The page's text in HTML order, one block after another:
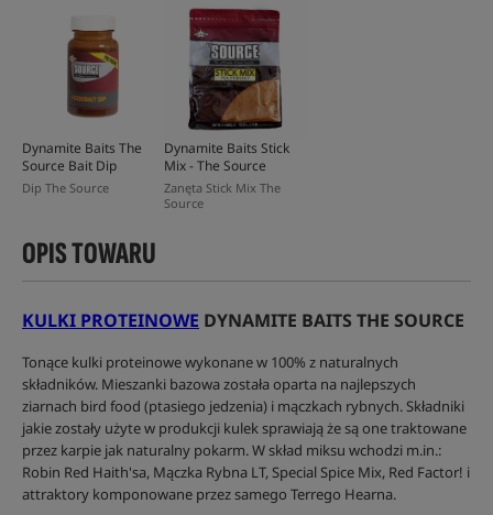
Dynamite Baits The
Source Bait Dip
Dip The Source
Dynamite Baits Stick
Mix - The Source
Zanęta Stick Mix The
Source
OPIS TOWARU
KULKI PROTEINOWE DYNAMITE BAITS THE SOURCE
Tonące kulki proteinowe wykonane w 100% z naturalnych
składników. Mieszanki bazowa została oparta na najlepszych
ziarnach bird food (ptasiego jedzenia) i mączkach rybnych. Składniki
jakie zostały użyte w produkcji kulek sprawiają że są one traktowane
przez karpie jak naturalny pokarm. W skład miksu wchodzi m.in.:
Robin Red Haith'sa, Mączka Rybna LT, Special Spice Mix, Red Factor! i
attraktory komponowane przez samego Terrego Hearna.